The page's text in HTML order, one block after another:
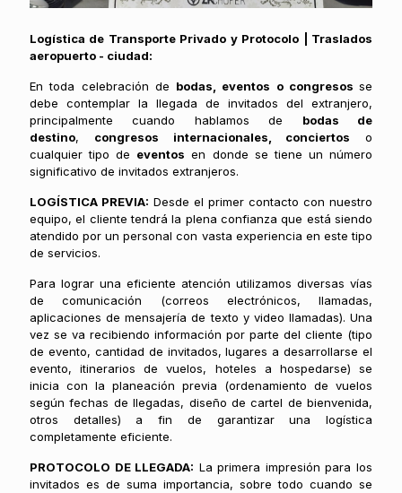
Logística de Transporte Privado y Protocolo | Traslados
aeropuerto - ciudad:
En toda celebración de bodas, eventos o congresos se
debe contemplar la llegada de invitados del extranjero,
principalmente cuando hablamos de bodas de
destino, congresos internacionales, conciertos o
cualquier tipo de eventos en donde se tiene un número
significativo de invitados extranjeros.
LOGÍSTICA PREVIA: Desde el primer contacto con nuestro
equipo, el cliente tendrá la plena confianza que está siendo
atendido por un personal con vasta experiencia en este tipo
de servicios.
Para lograr una eficiente atención utilizamos diversas vías
de comunicación (correos electrónicos, llamadas,
aplicaciones de mensajería de texto y video llamadas). Una
vez se va recibiendo información por parte del cliente (tipo
de evento, cantidad de invitados, lugares a desarrollarse el
evento, itinerarios de vuelos, hoteles a hospedarse) se
inicia con la planeación previa (ordenamiento de vuelos
según fechas de llegadas, diseño de cartel de bienvenida,
otros detalles) a fin de garantizar una logística
completamente eficiente.
PROTOCOLO DE LLEGADA: La primera impresión para los
invitados es de suma importancia, sobre todo cuando se